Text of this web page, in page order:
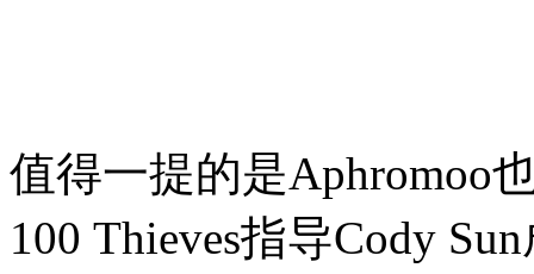
值得一提的是Aphromoo
100 Thieves指导Cody